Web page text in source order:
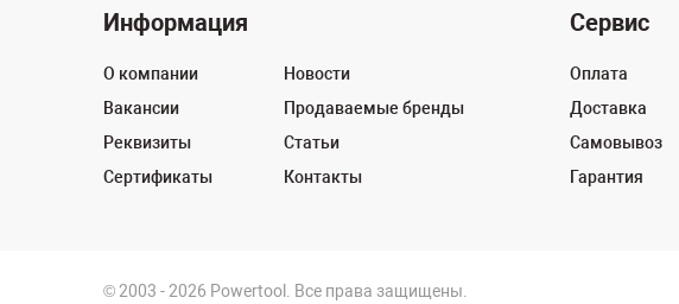
Информация
О компании
Вакансии
Реквизиты
Сертификаты
Новости
Продаваемые бренды
Статьи
Контакты
Сервис
Оплата
Доставка
Самовывоз
Гарантия
© 2003 - 2026 Powertool. Все права защищены.